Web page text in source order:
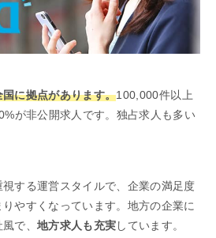
国に拠点があります。100,000件以上
が非公開求人です。独占求人も多い
する運営スタイルで、企業の満足度
やすくなっています。地方の企業に
で、 地方求人も充実しています。